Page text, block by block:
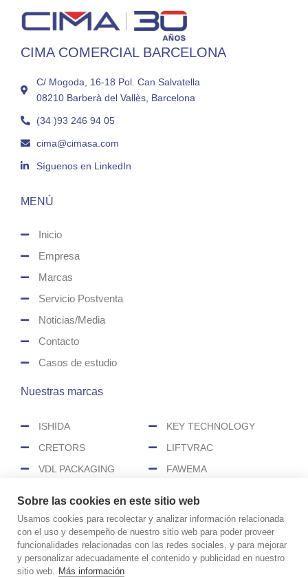
CIMA COMERCIAL BARCELONA
C/ Mogoda, 16-18 Pol. Can Salvatella
08210 Barberà del Vallès, Barcelona
(34 )93 246 94 05
cima@cimasa.com
Síguenos en LinkedIn
MENÚ
Inicio
Empresa
Marcas
Servicio Postventa
Noticias/Media
Contacto
Casos de estudio
Nuestras marcas
ISHIDA
CRETORS
VDL PACKAGING
KEY TECHNOLOGY
LIFTVRAC
FAWEMA
COPYRIGHT © 2026 CIMASA
Aviso legal
Sobre las cookies en este sitio web
Usamos cookies para recolectar y analizar información relacionada
con el uso y desempeño de nuestro sitio web para poder proveer
funcionalidades relacionadas con las redes sociales, y para mejorar
y personalizar adecuadamente el contenido y publicidad en nuestro
sitio web. Más información